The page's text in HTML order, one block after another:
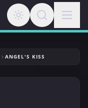
ANGEL'S KISS